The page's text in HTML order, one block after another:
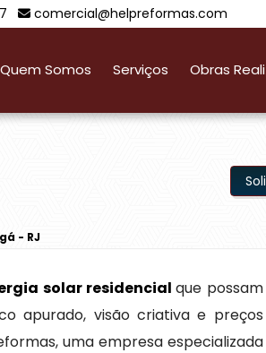
comercial@helpreformas.com
Quem Somos Serviços Obras
- RJ
solar residencialque possam
apurado, visão criativa e preços
uma empresa especializada